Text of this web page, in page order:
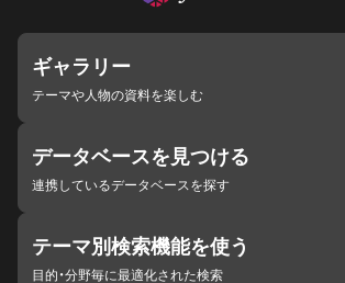
ギャラリー
テーマや人物の資料を楽しむ
データベースを見つける
連携しているデータベースを探す
テーマ別検索機能を使う
目的・分野毎に最適化された検索